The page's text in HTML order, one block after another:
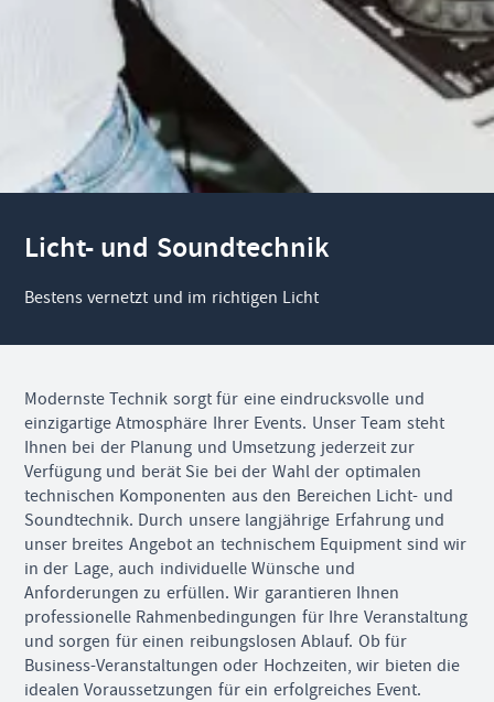
Licht- und Soundtechnik
Bestens vernetzt und im richtigen Licht
Modernste Technik sorgt für eine eindrucksvolle und
einzigartige Atmosphäre Ihrer Events. Unser Team steht
Ihnen bei der Planung und Umsetzung jederzeit zur
Verfügung und berät Sie bei der Wahl der optimalen
technischen Komponenten aus den Bereichen Licht- und
Soundtechnik. Durch unsere langjährige Erfahrung und
unser breites Angebot an technischem Equipment sind wir
in der Lage, auch individuelle Wünsche und
Anforderungen zu erfüllen. Wir garantieren Ihnen
professionelle Rahmenbedingungen für Ihre Veranstaltung
und sorgen für einen reibungslosen Ablauf. Ob für
Business-Veranstaltungen oder Hochzeiten, wir bieten die
idealen Voraussetzungen für ein erfolgreiches Event.